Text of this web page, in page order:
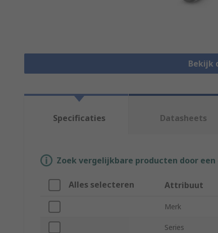
Bekijk
Specificaties Datasheets
Zoek vergelijkbare producten door
Alles selecteren Attribuut
Merk
Series